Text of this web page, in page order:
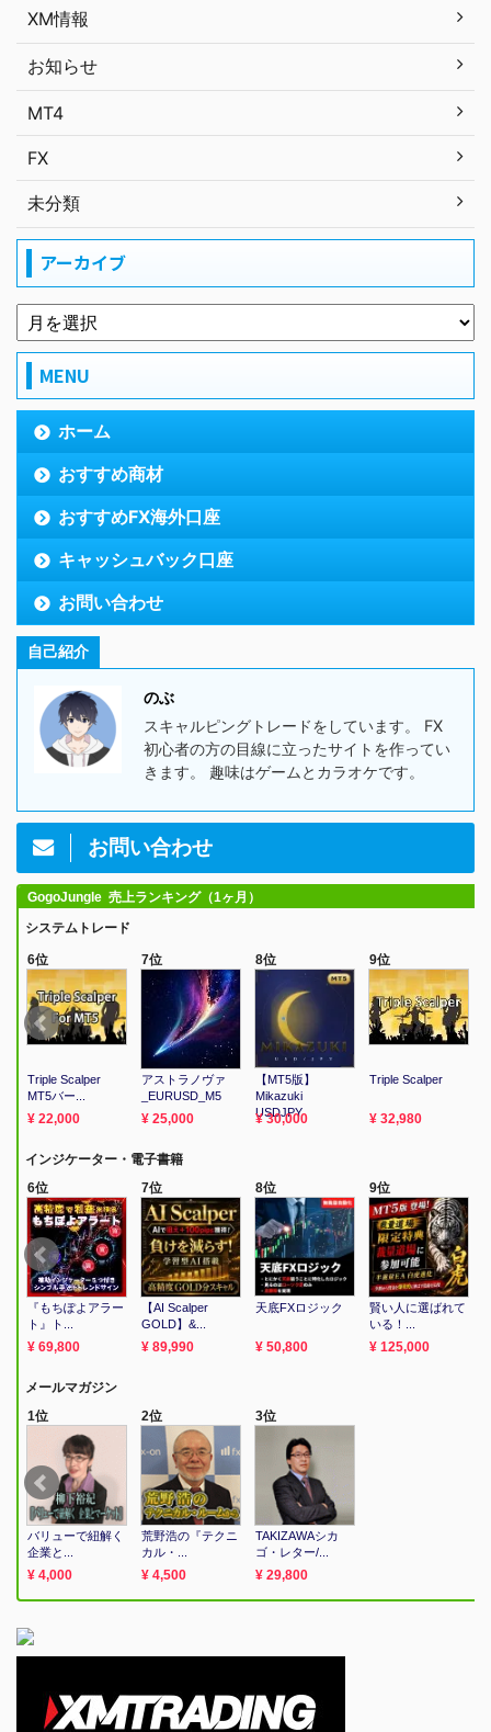
XM情報
お知らせ
MT4
FX
未分類
アーカイブ
MENU
ホーム
おすすめ商材
おすすめFX海外口座
キャッシュバック口座
お問い合わせ
自己紹介
のぶ
スキャルピングトレードをしています。 FX
初心者の方の目線に立ったサイトを作ってい
きます。 趣味はゲームとカラオケです。
お問い合わせ